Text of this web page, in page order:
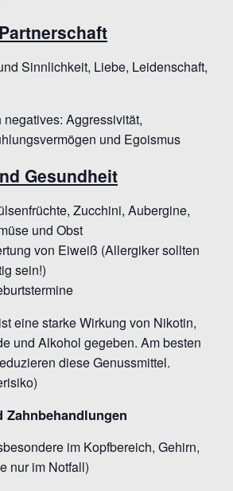
Sinnlichkeit, Liebe, Leidenschaft,
Aggressivität,
und Egoismus
Gesundheit
Zucchini, Aubergine,
und Obst
von Eiweiß (Allergiker sollten
sein!)
eine starke Wirkung von Nikotin,
und Alkohol gegeben. Am besten
diese Genussmittel.
Zahnbehandlungen
im Kopfbereich, Gehirn,
nur im Notfall)